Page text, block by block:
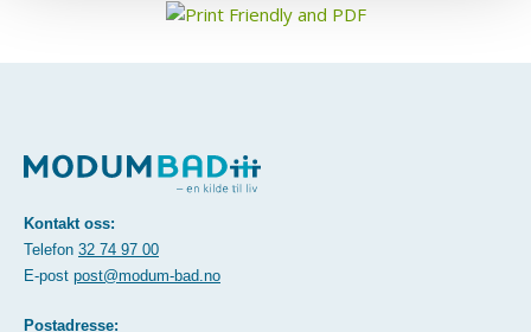
Kontakt oss:
Telefon 32 74 97 00
E-post post@modum-bad.no
Postadresse: